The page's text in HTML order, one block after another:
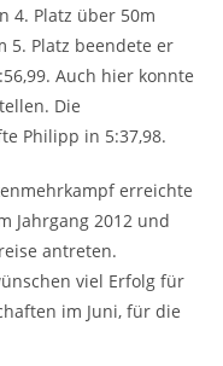
4. Platz über 50m
5. Platz beendete er
Auch hier konnte
Die
Philipp in 5:37,98.
erreichte
Jahrgang 2012 und
antreten.
viel Erfolg für
im Juni, für die